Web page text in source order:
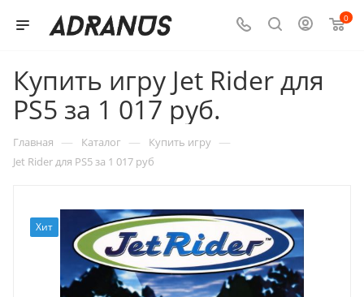
0
Купить игру Jet Rider для
PS5 за 1 017 руб.
Главная — Каталог — Купить игру —
Jet Rider для PS5 за 1 017 руб
Хит